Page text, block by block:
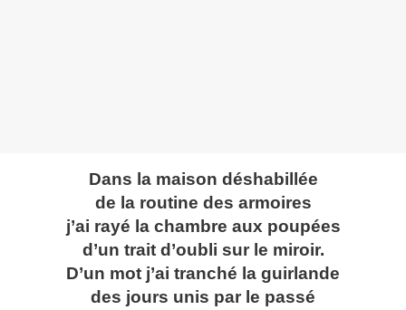
Dans la maison déshabillée
de la routine des armoires
j’ai rayé la chambre aux poupées
d’un trait d’oubli sur le miroir.
D’un mot j’ai tranché la guirlande
des jours unis par le passé